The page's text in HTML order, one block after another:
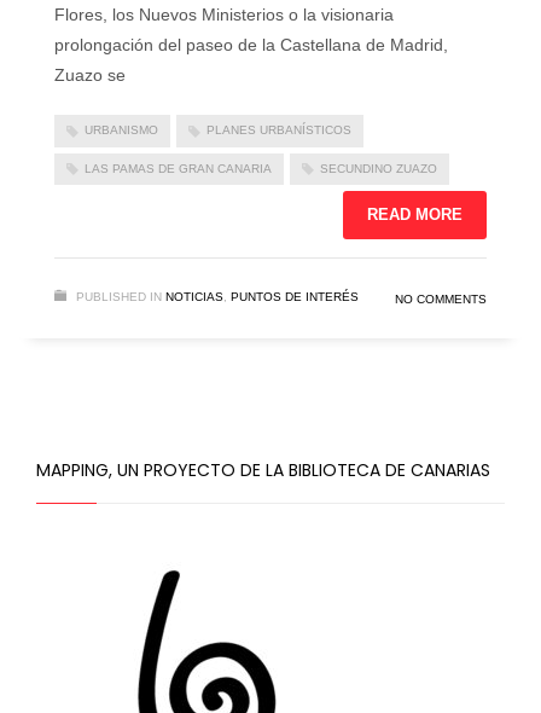
Flores, los Nuevos Ministerios o la visionaria
prolongación del paseo de la Castellana de Madrid,
Zuazo se
URBANISMO PLANES URBANÍSTICOS
LAS PAMAS DE GRAN CANARIA SECUNDINO ZUAZO
READ MORE
PUBLISHED IN NOTICIAS PUNTOS DE INTERÉS NO COMMENTS
MAPPING, UN PROYECTO DE LA BIBLIOTECA DE CANARIAS